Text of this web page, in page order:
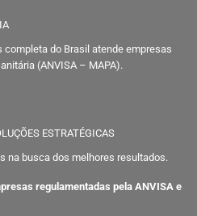
completa do Brasil atende empresas
(ANVISA – MAPA).
ESTRATÉGICAS
na busca dos melhores resultados.
regulamentadas pela ANVISA e